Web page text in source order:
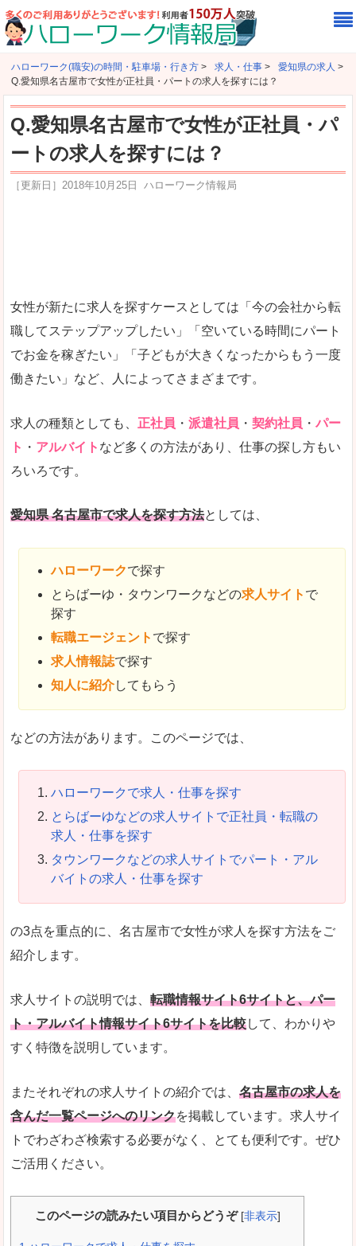
ハローワーク(職安)の時間・駐車場・行き方 > 求人・仕事 > 愛知県の求人 >
Q.愛知県名古屋市で女性が正社員・パートの求人を探すには？
Q.愛知県名古屋市で女性が正社員・パ
ートの求人を探すには？
［更新日］ 2018年10月25日 ハローワーク情報局
女性が新たに求人を探すケースとしては「今の会社から転
職してステップアップしたい」「空いている時間にパート
でお金を稼ぎたい」「子どもが大きくなったからもう一度
働きたい」など、人によってさまざまです。
求人の種類としても、 正社員 ・ 派遣社員 ・ 契約社員 ・ パー
ト ・ アルバイト など多くの方法があり、仕事の探し方もい
ろいろです。
愛知県 名古屋市で求人を探す方法としては、
ハローワークで探す
とらばーゆ・タウンワークなどの求人サイト で
探す
転職エージェント で探す
求人情報誌で探す
知人に紹介してもらう
などの方法があります。このページでは、
ハローワークで求人・仕事を探す
とらばーゆなどの求人サイトで正社員・転職の
求人・仕事を探す
タウンワークなどの求人サイトでパート・アル
バイトの求人・仕事を探す
の3点を重点的に、名古屋市で女性が求人を探す方法をご
紹介します。
求人サイトの説明では、 転職情報サイト6サイトと、パー
ト・アルバイト情報サイト6サイトを比較して、わかりや
すく特徴を説明しています。
またそれぞれの求人サイトの紹介では、 名古屋市の求人を
含んだ一覧ページへのリンクを掲載しています。求人サイ
トでわざわざ検索する必要がなく、とても便利です。ぜひ
ご活用ください。
このページの読みたい項目からどうぞ [非表示]